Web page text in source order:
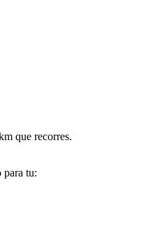
que recorres.
para tu: